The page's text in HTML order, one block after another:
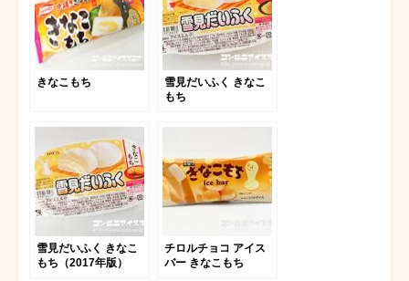
きなこもち
雪見だいふく きなこ
もち
雪見だいふく きなこ
もち（2017年版）
チロルチョコ アイス
バー きなこもち